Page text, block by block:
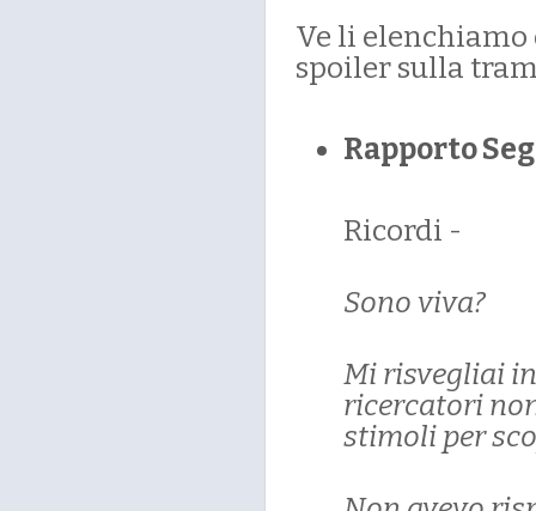
Ve li elenchiamo
spoiler sulla
Rapporto
Ricordi -
Sono viva?
Mi risvegliai
ricercatori
stimoli per